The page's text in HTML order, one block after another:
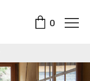
0